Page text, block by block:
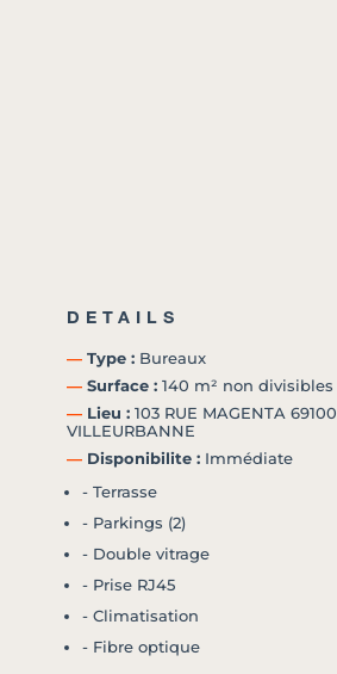
DETAILS
― Type : Bureaux
― Surface : 140 m² non divisibles
― Lieu : 103 RUE MAGENTA 69100
VILLEURBANNE
― Disponibilite : Immédiate
- Terrasse
- Parkings (2)
- Double vitrage
- Prise RJ45
- Climatisation
- Fibre optique